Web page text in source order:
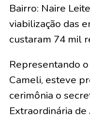
Bairro: Naire
viabilização das
custaram 74 mil
Representando
Cameli, esteve
cerimônia o
Extraordinária